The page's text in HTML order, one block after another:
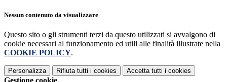
Nessun contenuto da visualizzare
Questo sito o gli strumenti terzi da questo utilizzati si avvalgono di
cookie necessari al funzionamento ed utili alle finalità illustrate nella
COOKIE POLICY.
Personalizza Rifiuta tutti i cookies Accetta tutti i cookies
Gestione cookie